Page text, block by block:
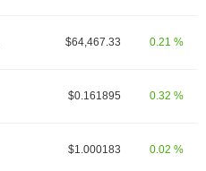
$64,467.33 0.21 %
$0.161895 0.32 %
$1.000183 0.02 %